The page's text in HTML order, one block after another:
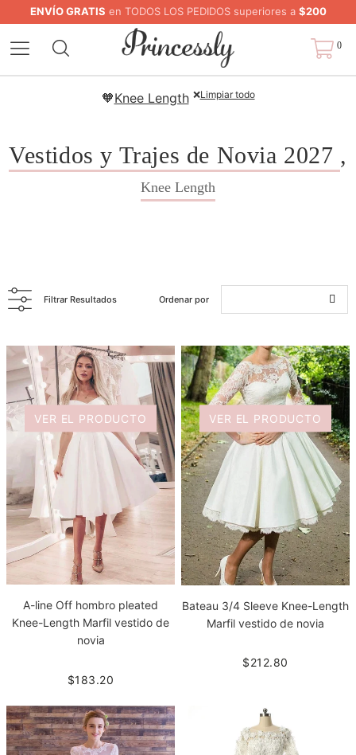
ENVÍO GRATIS en TODOS LOS PEDIDOS superiores a $200
0
🧡Knee Length ❌Limpiar todo
Vestidos y Trajes de Novia 2027 ,
Knee Length
Filtrar Resultados Ordenar por
VER EL PRODUCTO
A-line Off hombro pleated
Knee-Length Marfil vestido de
novia
$183.20
VER EL PRODUCTO
Bateau 3/4 Sleeve Knee-Length
Marfil vestido de novia
$212.80